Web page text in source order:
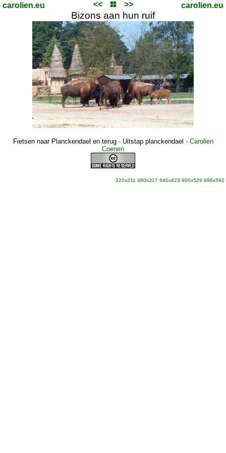
carolien.eu << >> carolien.eu
Bizons aan hun ruif
Fietsen naar Planckendael en terug - Uitstap planckendael - Carolien
Coenen
320x211 480x317 640x423 800x529 896x592